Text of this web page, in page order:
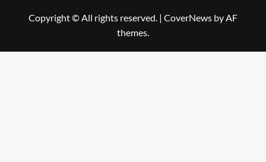
Copyright © All rights reserved. | CoverNews by AF
themes.